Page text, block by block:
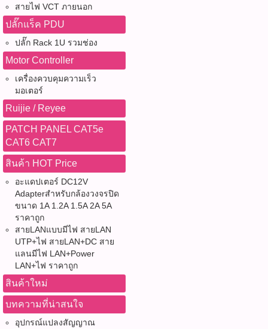
สายไฟ VCT ภายนอก
ปลั๊กแร็ค PDU
ปลั๊ก Rack 1U รวมช่อง
Motor Controller
เครื่องควบคุมความเร็ว
มอเตอร์
Ruijie / Reyee
PATCH PANEL CAT5e
CAT6 CAT7
สินค้า HOT Price
อะแดปเตอร์ DC12V
Adapterสำหรับกล้องวงจรปิด
ขนาด 1A 1.2A 1.5A 2A 5A
ราคาถูก
สายLANแบบมีไฟ สายLAN
UTP+ไฟ สายLAN+DC สาย
แลนมีไฟ LAN+Power
LAN+ไฟ ราคาถูก
สินค้าใหม่
บทความที่น่าสนใจ
อุปกรณ์แปลงสัญญาณ